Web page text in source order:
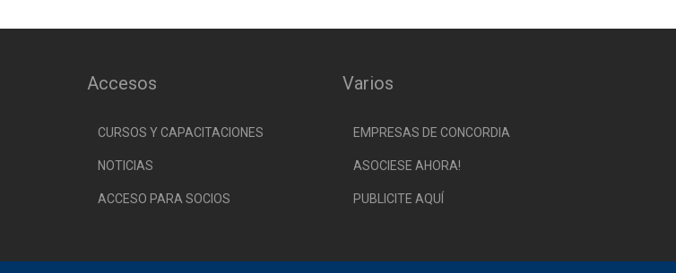
Accesos
CURSOS Y CAPACITACIONES
NOTICIAS
ACCESO PARA SOCIOS
Varios
EMPRESAS DE CONCORDIA
ASOCIESE AHORA!
PUBLICITE AQUÍ